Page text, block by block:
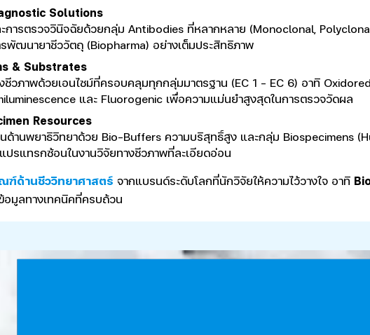
Solutions
การตรวจวินิจฉัยด้วยกลุ่ม Antibodies ที่หลากหลาย (Monoclonal,
พัฒนายาชีววัตถุ (Biopharma) อย่างเต็มประสิทธิภาพ
& Substrates
ชีวภาพด้วยเอนไซม์ที่ครอบคลุมทุกกลุ่มมาตรฐาน (EC 1 - EC 6) อาทิ
และ Fluorogenic เพื่อความแม่นยำสูงสุดในการตรวจวัดผล
Resources
ด้านพยาธิวิทยาด้วย Bio-Buffers ความบริสุทธิ์สูง และกลุ่ม Biospecimens
รแทรกซ้อนในงานวิจัยทางชีวภาพที่ละเอียดอ่อน
ฑ์ด้านชีววิทยาศาสตร์ จากแบรนด์ระดับโลกที่นักวิจัยให้ความไว้วางใจ อาทิ
มูลทางเทคนิคที่ครบถ้วน